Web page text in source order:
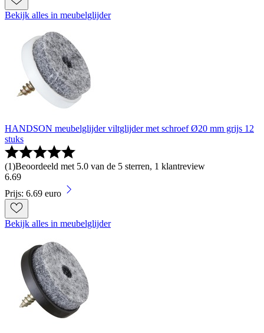
Bekijk alles in meubelglijder
HANDSON meubelglijder viltglijder met schroef Ø20 mm grijs 12
stuks
(1)Beoordeeld met 5.0 van de 5 sterren, 1 klantreview
6.69
Prijs: 6.69 euro
Bekijk alles in meubelglijder